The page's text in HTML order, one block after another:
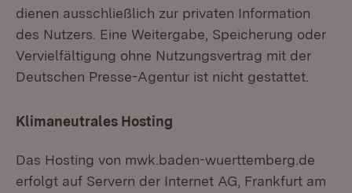
dienen ausschließlich zur privaten Information
des Nutzers. Eine Weitergabe, Speicherung oder
Vervielfältigung ohne Nutzungsvertrag mit der
Deutschen Presse-Agentur ist nicht gestattet.
Klimaneutrales Hosting
Das Hosting von mwk.baden-wuerttemberg.de
erfolgt auf Servern der Internet AG, Frankfurt am